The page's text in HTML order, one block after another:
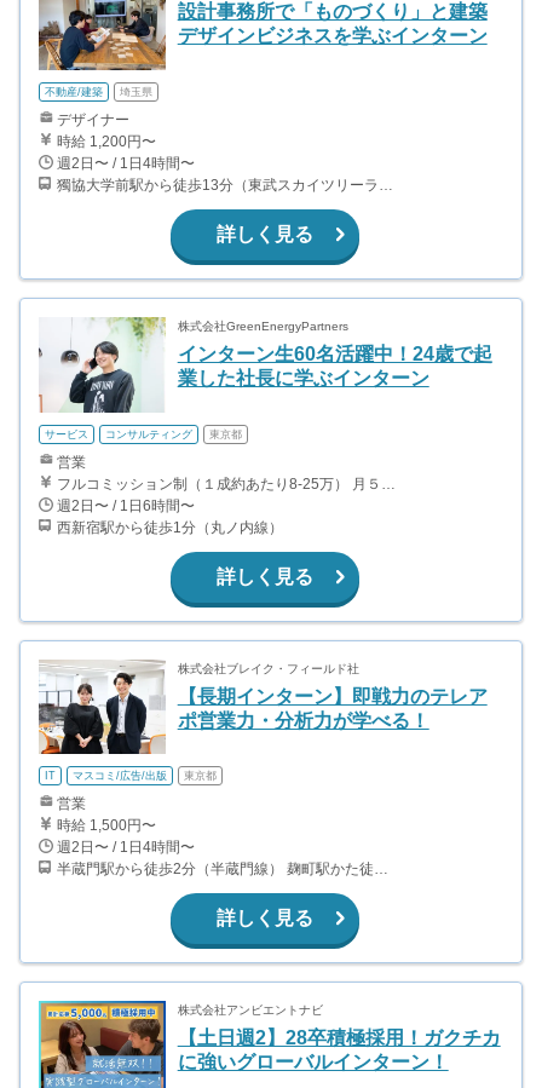
設計事務所で「ものづくり」と建築
デザインビジネスを学ぶインターン
不動産/建築 埼玉県
デザイナー
時給 1,200円〜
週2日〜 / 1日4時間〜
獨協大学前駅から徒歩13分（東武スカイツリーライン、東武伊勢崎線、東武日光線、鬼怒川線）
詳しく見る
株式会社GreenEnergyPartners
インターン生60名活躍中！24歳で起
業した社長に学ぶインターン
サービス コンサルティング 東京都
営業
週2日〜 / 1日6時間〜
西新宿駅から徒歩1分（丸ノ内線）
詳しく見る
株式会社ブレイク・フィールド社
【長期インターン】即戦力のテレア
ポ営業力・分析力が学べる！
IT マスコミ/広告/出版 東京都
営業
時給 1,500円〜
週2日〜 / 1日4時間〜
半蔵門駅から徒歩2分（半蔵門線） 麹町駅かた徒歩10分（有楽町線）
詳しく見る
株式会社アンビエントナビ
【土日週2】28卒積極採用！ガクチカ
に強いグローバルインターン！